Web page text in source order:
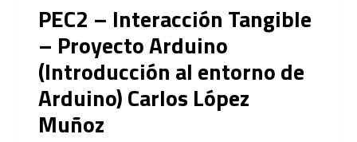
PEC2 – Interacción Tangible
– Proyecto Arduino
(Introducción al entorno de
Arduino) Carlos López
Muñoz